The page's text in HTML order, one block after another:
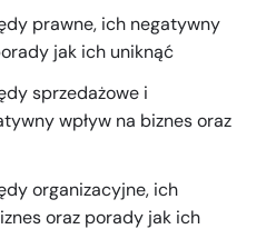
i marketingiem
biznesowych
dawkę wiedzy odnośnie
negatywnego wpływu na
i jak zastosowanie lub
Twój biznes
prawne, ich negatywny
jak ich uniknąć
sprzedażowe i
wpływ na biznes oraz
organizacyjne, ich
oraz porady jak ich